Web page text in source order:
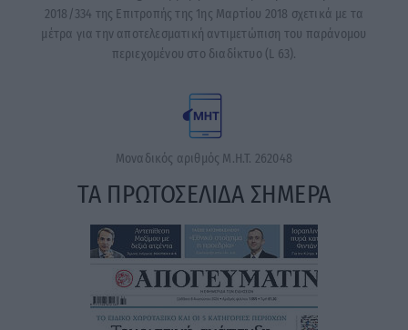
2018/334 της Επιτροπής της 1ης Μαρτίου 2018 σχετικά με τα
μέτρα για την αποτελεσματική αντιμετώπιση του παράνομου
περιεχομένου στο διαδίκτυο (L 63).
Μοναδικός αριθμός Μ.Η.Τ. 262048
ΤΑ ΠΡΩΤΟΣΕΛΙΔΑ ΣΗΜΕΡΑ